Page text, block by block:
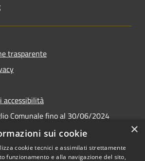
trasparente
accessibilità
Comunale fino al 30/06/2024
Online
×
sui cookie
cookie tecnici e assimilati strettamente
funzionamento e alla navigazione del sito,